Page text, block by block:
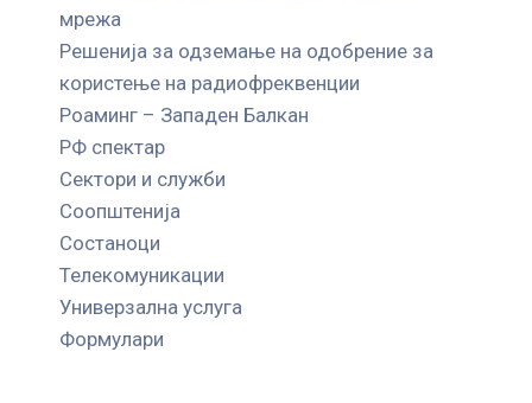
мрежа
Решенија за одземање на одобрение за
користење на радиофреквенции
Роаминг – Западен Балкан
РФ спектар
Сектори и служби
Соопштенија
Состаноци
Телекомуникации
Универзална услуга
Формулари